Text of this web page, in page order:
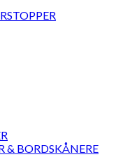
& BORDSKÅNERE